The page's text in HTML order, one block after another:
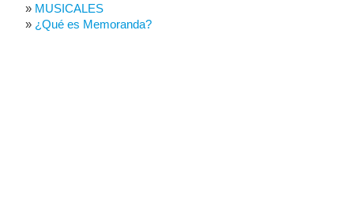
MUSICALES
¿Qué es Memoranda?